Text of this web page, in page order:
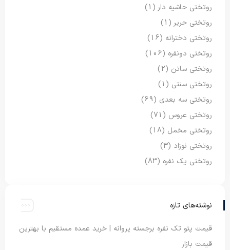
روتختی حاشیه دار (1)
روتختی حریر (1)
روتختی دخترانه (16)
روتختی دونفره (106)
روتختی ساتن (2)
روتختی سنتی (1)
روتختی سه بعدی (69)
روتختی عروس (71)
روتختی مخمل (18)
روتختی نوزاد (3)
روتختی یک نفره (83)
نوشته‌های تازه
قیمت پتو تک نفره برجسته پروانه | خرید عمده مستقیم با بهترین
قیمت بازار